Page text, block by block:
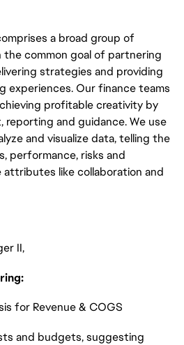
a broad group of
the common goal of partnering
strategies and providing
experiences. Our finance teams
profitable creativity by
reporting and guidance. We use
and visualize data, telling the
performance, risks and
attributes like collaboration and
II,
for Revenue & COGS
and budgets, suggesting